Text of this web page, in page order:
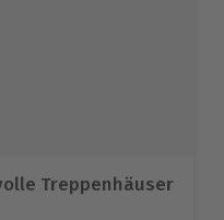
Treppenhäuser